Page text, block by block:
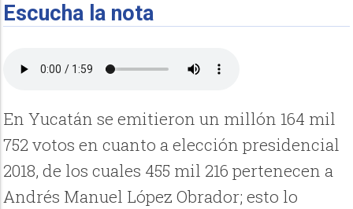
Escucha la nota
En Yucatán se emitieron un millón 164 mil
752 votos en cuanto a elección presidencial
2018, de los cuales 455 mil 216 pertenecen a
Andrés Manuel López Obrador; esto lo